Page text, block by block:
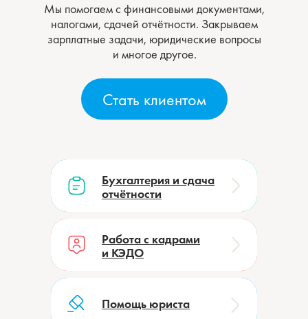
Мы помогаем с финансовыми документами,
налогами, сдачей отчётности. Закрываем
зарплатные задачи, юридические вопросы
и многое другое.
Стать клиентом
Бухгалтерия и сдача
отчётности
Бухгалтерия и сдача
отчётности
Работа с кадрами
и КЭДО
Работа с кадрами
и КЭДО
Помощь юриста
Помощь юриста